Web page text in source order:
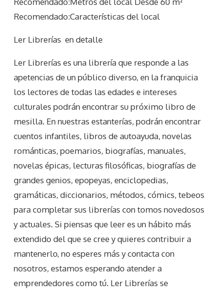
Recomendado:Características del local
Ler Librerías en detalle
Ler Librerías es una librería que responde a las
apetencias de un público diverso, en la franquicia
los lectores de todas las edades e intereses
culturales podrán encontrar su próximo libro de
mesilla. En nuestras estanterías, podrán encontrar
cuentos infantiles, libros de autoayuda, novelas
románticas, poemarios, biografías, manuales,
novelas épicas, lecturas filosóficas, biografías de
grandes genios, epopeyas, enciclopedias,
gramáticas, diccionarios, métodos, cómics, tebeos
para completar sus librerías con tomos novedosos
y actuales. Si piensas que leer es un hábito más
extendido del que se cree y quieres contribuir a
mantenerlo, no esperes más y contacta con
nosotros, estamos esperando atender a
emprendedores como tú. Ler Librerías se